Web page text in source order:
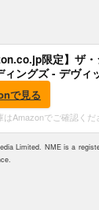
限定】ザ
ィングズ - デヴィ
で見る
はAmazonでご確認くだ
Limited. NME is a